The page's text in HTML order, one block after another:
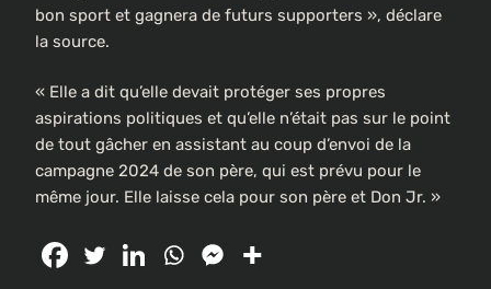
bon sport et gagnera de futurs supporters », déclare
la source.
« Elle a dit qu’elle devait protéger ses propres
aspirations politiques et qu’elle n’était pas sur le point
de tout gâcher en assistant au coup d’envoi de la
campagne 2024 de son père, qui est prévu pour le
même jour. Elle laisse cela pour son père et Don Jr. »